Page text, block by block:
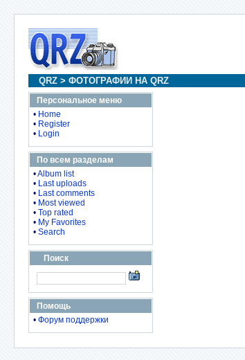
QRZ > ФОТОГРАФИИ НА QRZ
Персональное меню
• Home
• Register
• Login
По всем разделам
•Album list
• Last uploads
• Last comments
• Most viewed
• Top rated
• My Favorites
• Search
Поиск
Помощь
• Форум поддержки